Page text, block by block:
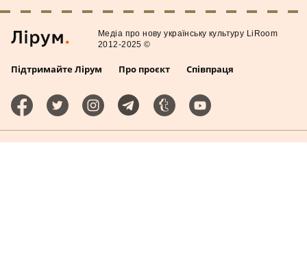
Підтримайте Лірум Про проєкт Співпраця
Медiа про нову українську культуру LiRoom
2012-2025 ©